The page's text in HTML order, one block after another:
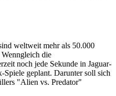
weltweit mehr als 50.000
die
noch jede Sekunde in Jaguar-
Spiele geplant. Darunter soll sich
"Alien vs. Predator"